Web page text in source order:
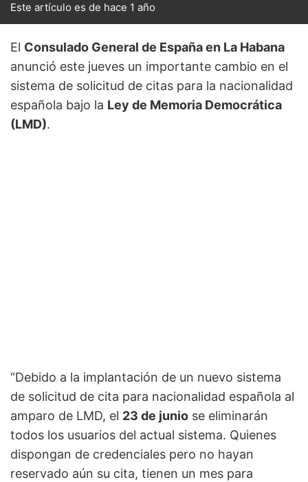
Este artículo es de hace 1 año
El Consulado General de España en La Habana
anunció este jueves un importante cambio en el
sistema de solicitud de citas para la nacionalidad
española bajo la Ley de Memoria Democrática
(LMD).
“Debido a la implantación de un nuevo sistema
de solicitud de cita para nacionalidad española al
amparo de LMD, el 23 de junio se eliminarán
todos los usuarios del actual sistema. Quienes
dispongan de credenciales pero no hayan
reservado aún su cita, tienen un mes para